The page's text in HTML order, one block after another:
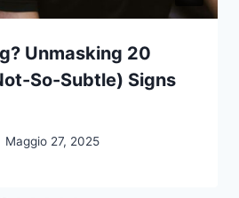
Unmasking 20
So-Subtle) Signs
Maggio 27, 2025